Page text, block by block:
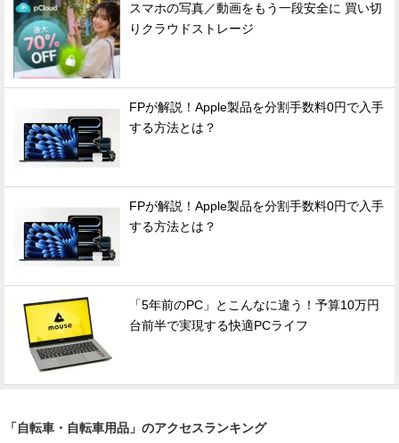
スマホの写真／動画をもう一段安全に 買い切
りクラウドストレージ
FPが解説！Apple製品を分割手数料0円で入手
する方法とは？
FPが解説！Apple製品を分割手数料0円で入手
する方法とは？
「5年前のPC」とこんなに違う！予算10万円
台前半で実現する快適PCライフ
「自転車・自転車用品」のアクセスランキング